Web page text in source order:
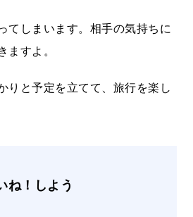
てしまいます。相手の気持ちに
ますよ。
りと予定を立てて、旅行を楽し
ね！しよう